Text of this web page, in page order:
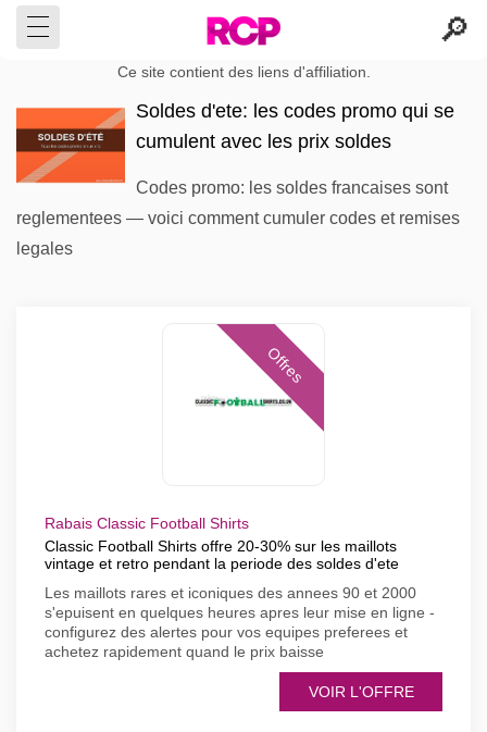
Ce site contient des liens d'affiliation.
Soldes d'ete: les codes promo qui se
cumulent avec les prix soldes
Codes promo: les soldes francaises sont
reglementees — voici comment cumuler codes et remises
legales
Offres
Rabais Classic Football Shirts
Classic Football Shirts offre 20-30% sur les maillots
vintage et retro pendant la periode des soldes d'ete
Les maillots rares et iconiques des annees 90 et 2000
s'epuisent en quelques heures apres leur mise en ligne -
configurez des alertes pour vos equipes preferees et
achetez rapidement quand le prix baisse
VOIR L'OFFRE